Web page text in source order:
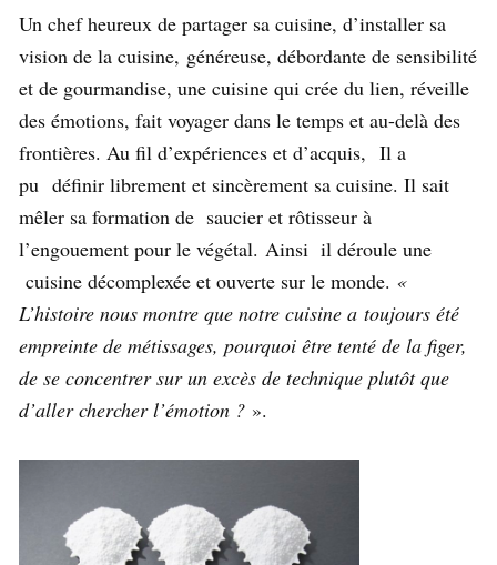
Un chef heureux de partager sa cuisine, d’installer sa
vision de la cuisine, généreuse, débordante de sensibilité
et de gourmandise, une cuisine qui crée du lien, réveille
des émotions, fait voyager dans le temps et au-delà des
frontières. Au fil d’expériences et d’acquis, Il a
pu définir librement et sincèrement sa cuisine. Il sait
mêler sa formation de saucier et rôtisseur à
l’engouement pour le végétal. Ainsi il déroule une
cuisine décomplexée et ouverte sur le monde. «
L’histoire nous montre que notre cuisine a toujours été
empreinte de métissages, pourquoi être tenté de la figer,
de se concentrer sur un excès de technique plutôt que
d’aller chercher l’émotion ? ».